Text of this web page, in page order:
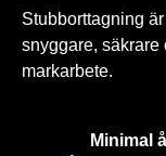
Stubborttagning
snyggare, säkrare
markarbete.
Minimal